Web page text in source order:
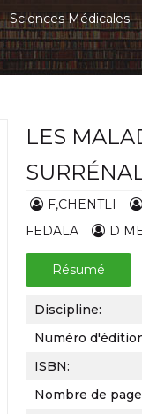
Sciences Médicales
LES
F,CHENTLI
FEDALA
D
Résumé
Discipline:
Numéro
ISBN:
Nombre de